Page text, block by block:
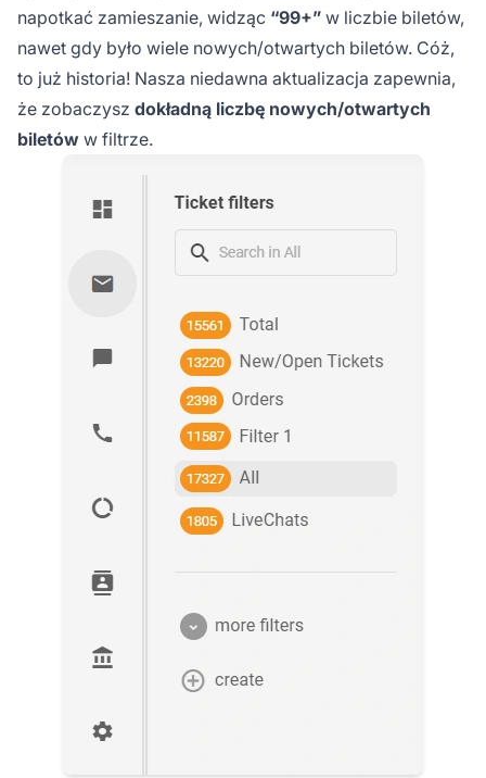
napotkać zamieszanie, widząc “99+” w liczbie biletów,
nawet gdy było wiele nowych/otwartych biletów. Cóż,
to już historia! Nasza niedawna aktualizacja zapewnia,
że zobaczysz dokładną liczbę nowych/otwartych
biletów w filtrze.